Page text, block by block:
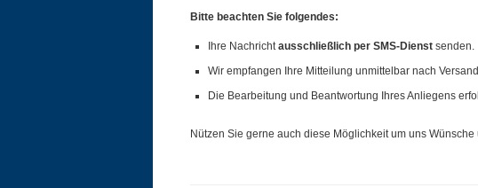
Bitte beachten Sie folgendes:
Ihre Nachrichtausschließlich per SMS-Dienst senden.
Wir empfangen Ihre Mitteilung unmittelbar nach
Die Bearbeitung und Beantwortung Ihres Anliegens
Nützen Sie gerne auch diese Möglichkeit um uns